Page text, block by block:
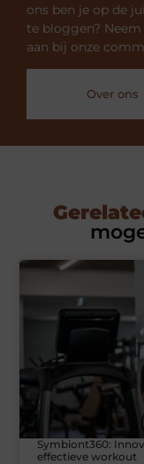
ons ben je op de
te bloggen?
aan bij onze
Over ons
Symbiont360:
effectieve workout